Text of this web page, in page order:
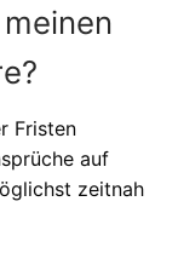
Fristen
auf
zeitnah